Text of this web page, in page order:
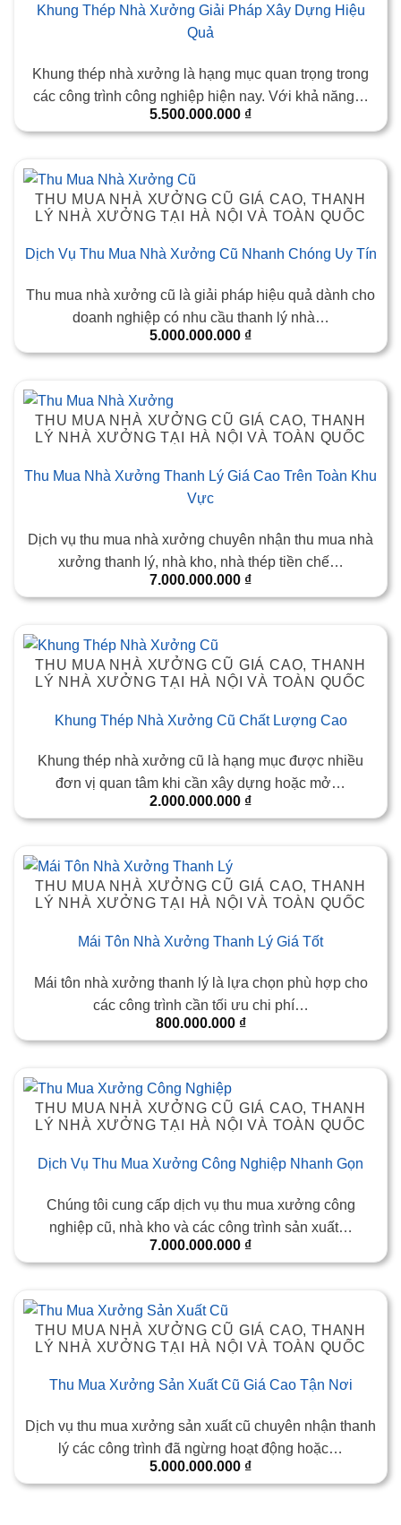
Khung Thép Nhà Xưởng Giải Pháp Xây Dựng Hiệu
Quả
Khung thép nhà xưởng là hạng mục quan trọng trong
các công trình công nghiệp hiện nay. Với khả năng…
5.500.000.000 ₫
THU MUA NHÀ XƯỞNG CŨ GIÁ CAO, THANH
LÝ NHÀ XƯỞNG TẠI HÀ NỘI VÀ TOÀN QUỐC
Dịch Vụ Thu Mua Nhà Xưởng Cũ Nhanh Chóng Uy Tín
Thu mua nhà xưởng cũ là giải pháp hiệu quả dành cho
doanh nghiệp có nhu cầu thanh lý nhà…
5.000.000.000 ₫
THU MUA NHÀ XƯỞNG CŨ GIÁ CAO, THANH
LÝ NHÀ XƯỞNG TẠI HÀ NỘI VÀ TOÀN QUỐC
Thu Mua Nhà Xưởng Thanh Lý Giá Cao Trên Toàn Khu
Vực
Dịch vụ thu mua nhà xưởng chuyên nhận thu mua nhà
xưởng thanh lý, nhà kho, nhà thép tiền chế…
7.000.000.000 ₫
THU MUA NHÀ XƯỞNG CŨ GIÁ CAO, THANH
LÝ NHÀ XƯỞNG TẠI HÀ NỘI VÀ TOÀN QUỐC
Khung Thép Nhà Xưởng Cũ Chất Lượng Cao
Khung thép nhà xưởng cũ là hạng mục được nhiều
đơn vị quan tâm khi cần xây dựng hoặc mở…
2.000.000.000 ₫
THU MUA NHÀ XƯỞNG CŨ GIÁ CAO, THANH
LÝ NHÀ XƯỞNG TẠI HÀ NỘI VÀ TOÀN QUỐC
Mái Tôn Nhà Xưởng Thanh Lý Giá Tốt
Mái tôn nhà xưởng thanh lý là lựa chọn phù hợp cho
các công trình cần tối ưu chi phí…
800.000.000 ₫
THU MUA NHÀ XƯỞNG CŨ GIÁ CAO, THANH
LÝ NHÀ XƯỞNG TẠI HÀ NỘI VÀ TOÀN QUỐC
Dịch Vụ Thu Mua Xưởng Công Nghiệp Nhanh Gọn
Chúng tôi cung cấp dịch vụ thu mua xưởng công
nghiệp cũ, nhà kho và các công trình sản xuất…
7.000.000.000 ₫
THU MUA NHÀ XƯỞNG CŨ GIÁ CAO, THANH
LÝ NHÀ XƯỞNG TẠI HÀ NỘI VÀ TOÀN QUỐC
Thu Mua Xưởng Sản Xuất Cũ Giá Cao Tận Nơi
Dịch vụ thu mua xưởng sản xuất cũ chuyên nhận thanh
lý các công trình đã ngừng hoạt động hoặc…
5.000.000.000 ₫